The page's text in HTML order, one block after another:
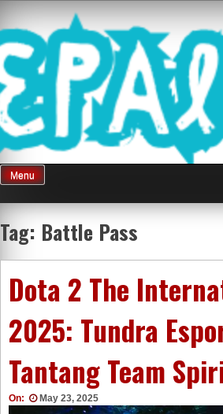
content
Review
Terkini
Seluruh Di
Indonesia
Menu
Tag: Battle Pass
Dota 2 The
2025: Tundra
Tantang Team
On: May 23, 2025